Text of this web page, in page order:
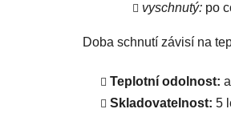
vyschnutý: po
Doba schnutí závisí na
Teplotní odolnost:
Skladovatelnost: 5